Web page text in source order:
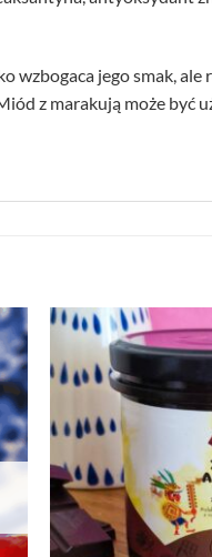
wzbogaca jego smak,
z marakują może być